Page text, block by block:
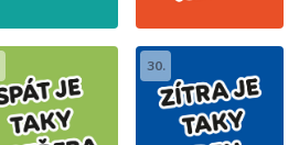
30.